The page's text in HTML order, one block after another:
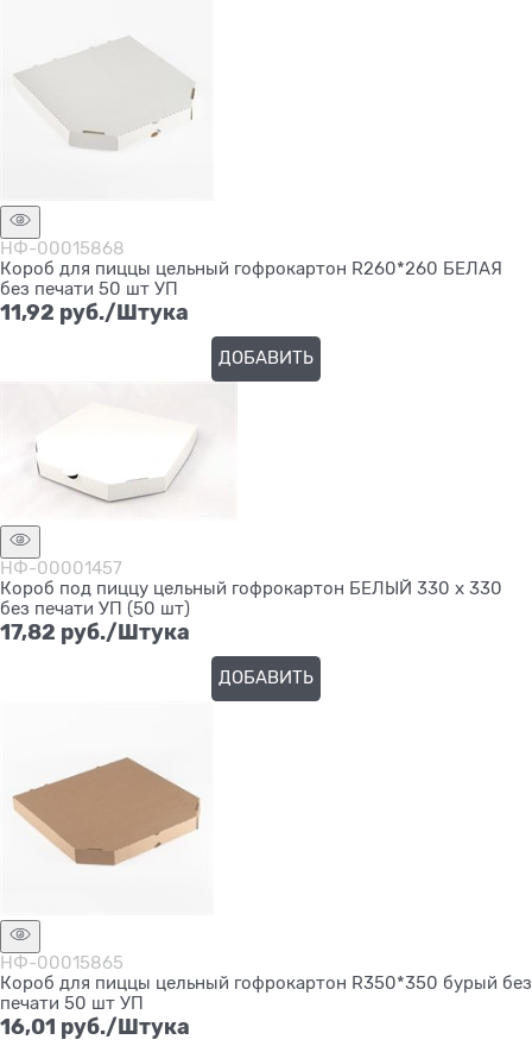
НФ-00015868
Короб для пиццы цельный гофрокартон R260*260 БЕЛАЯ
без печати 50 шт УП
11,92 руб./Штука
ДОБАВИТЬ
НФ-00001457
Короб под пиццу цельный гофрокартон БЕЛЫЙ 330 х 330
без печати УП (50 шт)
17,82 руб./Штука
ДОБАВИТЬ
НФ-00015865
Короб для пиццы цельный гофрокартон R350*350 бурый без
печати 50 шт УП
16,01 руб./Штука